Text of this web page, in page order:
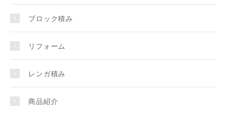
ブロック積み
リフォーム
レンガ積み
商品紹介